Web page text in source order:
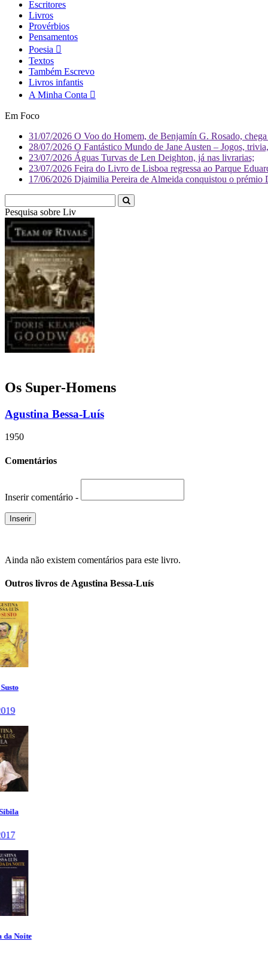
Escritores
Livros
Provérbios
Pensamentos
Poesia
Textos
Também Escrevo
Livros infantis
A Minha Conta
Em Foco
31/07/2026 O Voo do Homem, de Benjamín G. Rosado,
28/07/2026 O Fantástico Mundo de Jane Austen – Jogos,
23/07/2026 Águas Turvas de Len Deighton, já nas livrarias;
23/07/2026 Feira do Livro de Lisboa regressa ao Parque
17/06/2026 Djaimilia Pereira de Almeida conquistou o
Pesquisa sobre Literatura
Os Super-Homens
Agustina Bessa-Luís
1950
Comentários
Inserir comentário -
Ainda não existem comentários para este livro.
Outros livros de Agustina Bessa-Luís